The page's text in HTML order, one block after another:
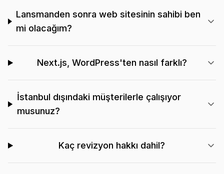
Lansmanden sonra web sitesinin sahibi ben
mi olacağım?
Next.js, WordPress'ten nasıl farklı?
İstanbul dışındaki müşterilerle çalışıyor
musunuz?
Kaç revizyon hakkı dahil?